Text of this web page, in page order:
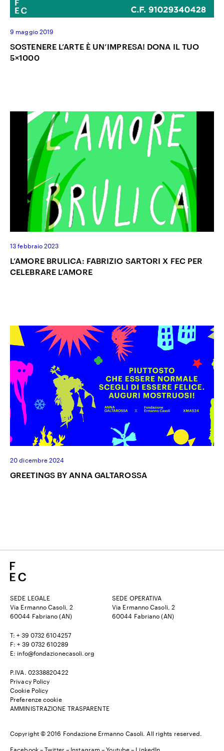
9 maggio 2019
SOSTENERE L’ARTE È UN’IMPRESA! DONA IL TUO
5×1000
13 febbraio 2023
L’AMORE BRULICA: FABRIZIO SARTORI X FEC PER
CELEBRARE L’AMORE
20 dicembre 2024
GREETINGS BY ANNA GALTAROSSA
SEDE LEGALE
Via Ermanno Casoli, 2
60044 Fabriano (AN)
SEDE OPERATIVA
Via Ermanno Casoli, 2
60044 Fabriano (AN)
T: + 39 0732 6104257
F: + 39 0732 610289
E: info@fondazionecasoli.org
P.IVA. 02338820422
Privacy Policy
Cookie Policy
Preferenze cookie
AMMINISTRAZIONE TRASPARENTE
Copyright © 2016 Fondazione Ermanno Casoli. All rights reserved.
Facebook–Twitter– Instagram –Youtube – LinkedIn